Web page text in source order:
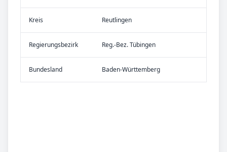
Kreis Reutlingen
Re­gier­ungs­bezirk Reg.-Bez. Tübingen
Bundes­land Baden-Württemberg